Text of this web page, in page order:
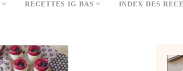
RECETTES IG BAS INDEX DES